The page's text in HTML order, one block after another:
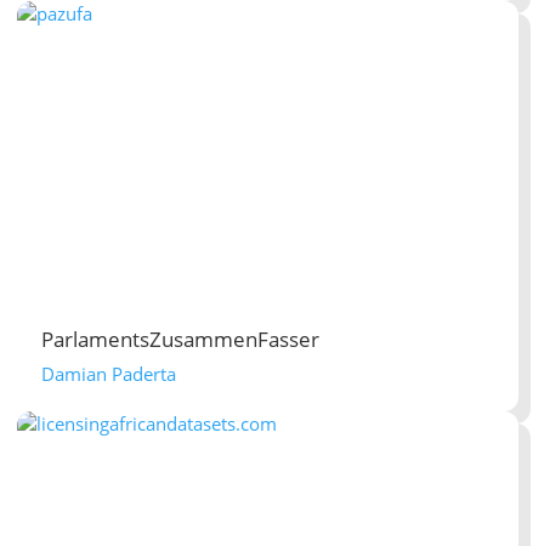
ParlamentsZusammenFasser
Damian Paderta